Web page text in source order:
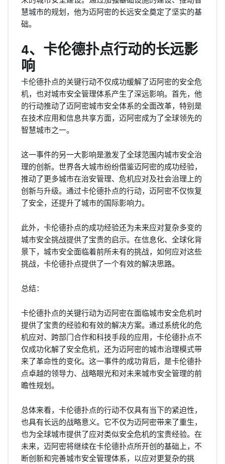
慧城市的规划，他为迈阿密的长远安全奠定了坚实的基
础。
4、卡伦德扑点行动的长远影
响
卡伦德扑点的关键行动不仅成功缓解了迈阿密的安全危
机，也对城市安全管理体系产生了深远影响。首先，他
的行动推动了迈阿密城市安全体系的全面改革，特别是
在技术应用和信息共享方面，迈阿密成为了全球领先的
智慧城市之一。
这一事件的另一大影响是激发了全球范围内城市安全治
理的创新。世界各大城市纷纷借鉴迈阿密的成功经验，
推动了更多城市在治安管理、危机应对及社会治理上的
创新与升级。通过卡伦德扑点的行动，迈阿密不仅恢复
了安全，还提升了城市的国际影响力。
此外，卡伦德扑点的成功经验还为未来应对复杂多变的
城市安全挑战提供了宝贵的启示。在信息化、全球化背
景下，城市安全面临着前所未有的挑战，如何应对这些
挑战，卡伦德扑点提供了一个有效的解决思路。
总结：
卡伦德扑点的关键行动为迈阿密在面临城市安全危机时
提供了宝贵的经验和有效的解决方案。通过系统化的危
机应对、跨部门合作和科技手段的应用，卡伦德扑点不
仅成功化解了安全危机，还为迈阿密的城市治理模式带
来了革命性的变化。这一事件的成功背后，是卡伦德扑
点卓越的领导力、战略眼光和对未来城市安全管理的前
瞻性规划。
总体来看，卡伦德扑点的行动不仅具有当下的紧迫性，
也具有长远的战略意义。它不仅为迈阿密带来了重生，
也为全球城市提供了应对类似安全危机的宝贵经验。在
未来，迈阿密将继续在卡伦德扑点所开创的基础上，不
断创新和完善城市安全管理体系，以应对更复杂的挑